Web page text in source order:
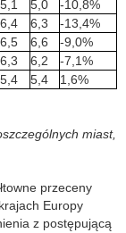
5,1 5,0
-10,8%
6,4 6,3
-13,4%
6,5 6,6
-9,0%
6,3 6,2
-7,1%
5,4 5,4 1,6%
miast,
przeceny
Europy
z postępującą